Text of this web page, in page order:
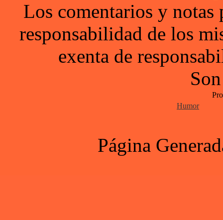
Los comentarios y notas
responsabilidad de los
exenta de
Humor
Página